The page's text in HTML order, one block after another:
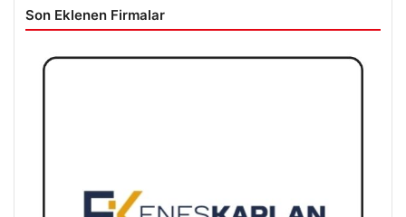
Son Eklenen Firmalar